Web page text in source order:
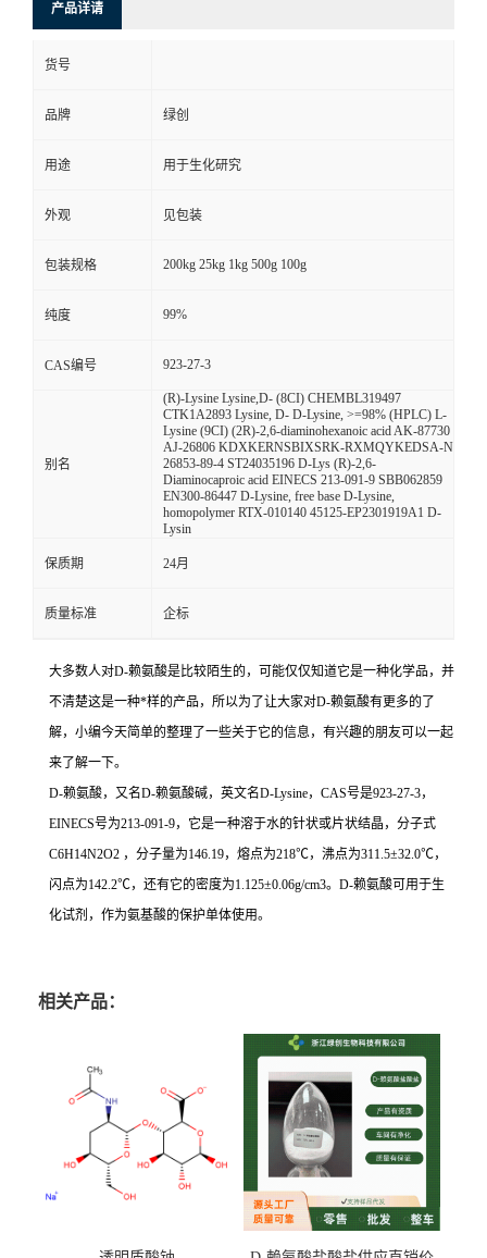
产品详请
货号
品牌 绿创
用途 用于生化研究
外观 见包装
包装规格 200kg 25kg 1kg 500g 100g
纯度 99%
CAS编号 923-27-3
别名
(R)-Lysine Lysine,D- (8CI) CHEMBL319497
CTK1A2893 Lysine, D- D-Lysine, >=98% (HPLC) L-
Lysine (9CI) (2R)-2,6-diaminohexanoic acid AK-87730
AJ-26806 KDXKERNSBIXSRK-RXMQYKEDSA-N
26853-89-4 ST24035196 D-Lys (R)-2,6-
Diaminocaproic acid EINECS 213-091-9 SBB062859
EN300-86447 D-Lysine, free base D-Lysine,
homopolymer RTX-010140 45125-EP2301919A1 D-
Lysin
保质期 24月
质量标准 企标
大多数人对D-赖氨酸是比较陌生的，可能仅仅知道它是一种化学品，并
不清楚这是一种*样的产品，所以为了让大家对D-赖氨酸有更多的了
解，小编今天简单的整理了一些关于它的信息，有兴趣的朋友可以一起
来了解一下。
D-赖氨酸，又名D-赖氨酸碱，英文名D-Lysine，CAS号是923-27-3，
EINECS号为213-091-9，它是一种溶于水的针状或片状结晶，分子式
C6H14N2O2 ，分子量为146.19，熔点为218℃，沸点为311.5±32.0℃，
闪点为142.2℃，还有它的密度为1.125±0.06g/cm3。D-赖氨酸可用于生
化试剂，作为氨基酸的保护单体使用。
相关产品：